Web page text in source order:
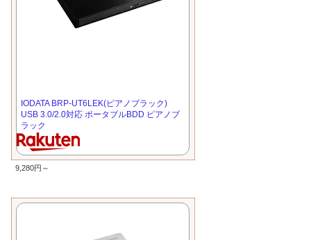
IODATA BRP-UT6LEK(ピアノブラック)
USB 3.0/2.0対応 ポータブルBDD ピアノブ
ラック
9,280円～